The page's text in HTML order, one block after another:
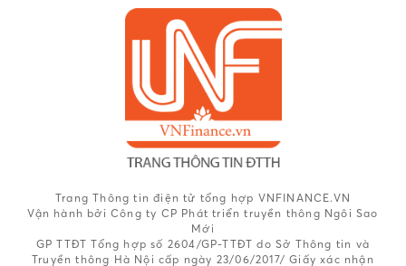
Trang Thông tin điện tử tổng hợp VNFINANCE.VN
Vận hành bởi Công ty CP Phát triển truyền thông Ngôi Sao
Mới
GP TTĐT Tổng hợp số 2604/GP-TTĐT do Sở Thông tin và
Truyền thông Hà Nội cấp ngày 23/06/2017/ Giấy xác nhận